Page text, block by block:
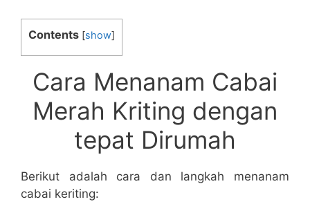
Contents [show]
Cara Menanam Cabai
Merah Kriting dengan
tepat Dirumah
Berikut adalah cara dan langkah menanam
cabai keriting: